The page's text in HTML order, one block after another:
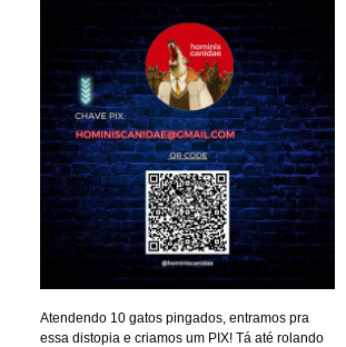
Atendendo 10 gatos pingados, entramos pra
essa distopia e criamos um PIX! Tá até rolando